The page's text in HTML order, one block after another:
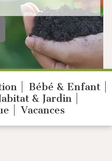
Bébé & Enfant
& Jardin
Vacances